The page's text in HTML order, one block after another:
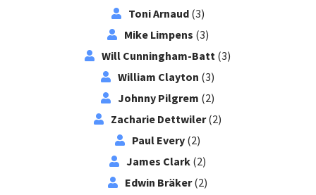
Toni Arnaud(3)
Mike Limpens (3)
Will Cunningham-Batt (3)
William Clayton (3)
Johnny Pilgrem (2)
Zacharie Dettwiler(2)
Paul Every (2)
James Clark (2)
Edwin Bräker(2)